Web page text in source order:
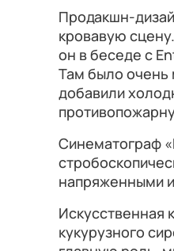
Продакшн-
кровавую
он в беседе с
Там было очень
добавили
Синематограф
напряженными
Искусственная
кукурузного